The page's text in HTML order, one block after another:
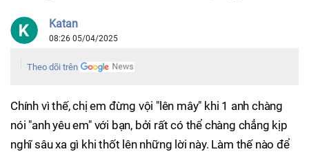
Katan
08:26 05/04/2025
Theo dõi trên
Chính vì thế, chị em đừng vội "lên mây" khi 1 anh chàng
nói "anh yêu em" với bạn, bởi rất có thể chàng chẳng kịp
nghĩ sâu xa gì khi thốt lên những lời này. Làm thế nào để